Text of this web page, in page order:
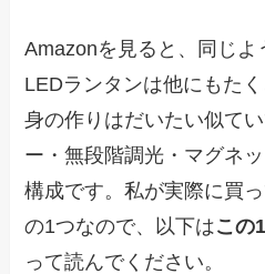
Amazonを見ると、同じ
LEDランタンは他にもた
身の作りはだいたい似て
ー・無段階調光・マグネ
構成です。私が実際に買
の1つなので、以下はこの
って読んでください。